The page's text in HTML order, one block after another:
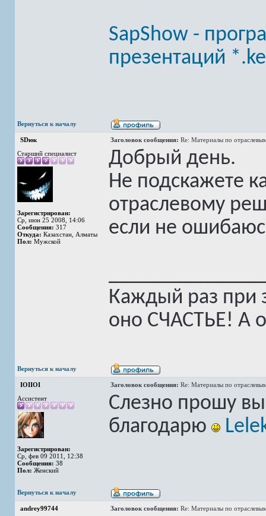
SapShow -
презентаций
Вернуться к началу
SDюк Заголовок сообщения: Re: Материалы по
Старший специалист
Зарегистрирован:
Ср, июн 25 2008, 14:06
Сообщения: 317
Откуда: Казахстан, Алматы
Пол: Мужской
Добрый день.
Не подскажете
отраслевому
если не
Каждый раз при
оно СЧАСТЬЕ! А
Вернуться к началу
IOIIOI Заголовок сообщения: Re: Материалы по
Ассистент
Зарегистрирован:
Ср, фев 09 2011, 12:38
Сообщения: 38
Пол: Женский
Слезно прошу
благодарю
Вернуться к началу
andrey99744 Заголовок сообщения: Re: Материалы по